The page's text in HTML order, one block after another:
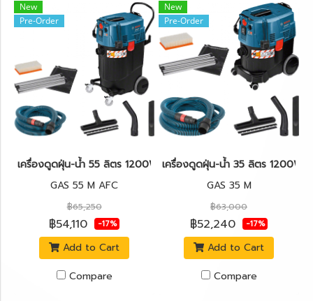
New
Pre-Order
เครื่องดูดฝุ่น-น้ำ 55 ลิตร 1200W BOSCH รุ่น GAS 55 M AFC
GAS 55 M AFC
฿65,250
฿54,110 -17%
Add to Cart
Compare
New
Pre-Order
เครื่องดูดฝุ่น-น้ำ 35 ลิตร 1200W
GAS 35 M
฿63,000
฿52,240 -17%
Add to Cart
Compare